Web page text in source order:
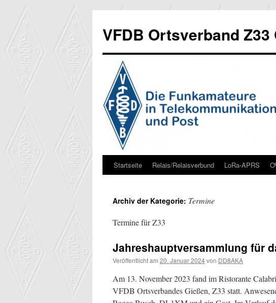
springen
VFDB Ortsverband Z33
Startseite Relais/Relaisverbund LoRa-APRS
Archiv der Kategorie: Termine
Termine für Z33
Jahreshauptversammlung für
Veröffentlicht am 20. Januar 2024von DD8AKA
Am 13. November 2023 fand im Ristorante
VFDB Ortsverbandes Gießen, Z33 statt.